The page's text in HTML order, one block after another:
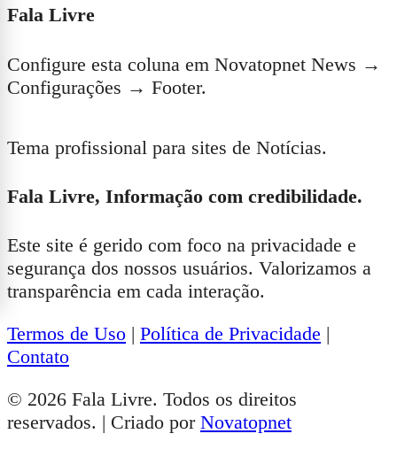
Fala Livre
Configure esta coluna em Novatopnet News →
Configurações → Footer.
Tema profissional para sites de Notícias.
Fala Livre, Informação com credibilidade.
Este site é gerido com foco na privacidade e
segurança dos nossos usuários. Valorizamos a
transparência em cada interação.
Termos de Uso | Política de Privacidade |
Contato
© 2026 Fala Livre. Todos os direitos
reservados. | Criado por Novatopnet